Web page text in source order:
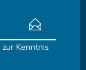
zur Kenntnis